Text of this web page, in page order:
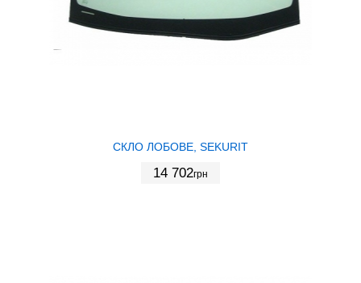
СКЛО ЛОБОВЕ, SEKURIT
14 702грн